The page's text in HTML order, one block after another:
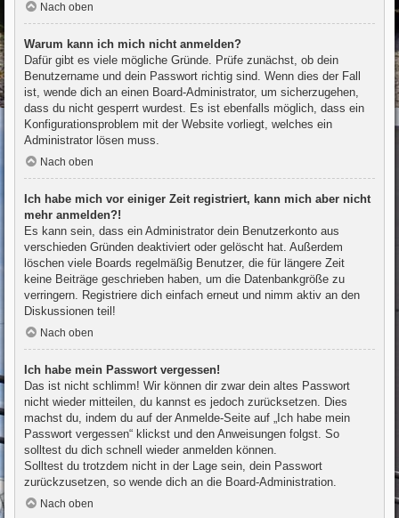
Nach oben
Warum kann ich mich nicht anmelden?
Dafür gibt es viele mögliche Gründe. Prüfe zunächst, ob dein
Benutzername und dein Passwort richtig sind. Wenn dies der Fall
ist, wende dich an einen Board-Administrator, um sicherzugehen,
dass du nicht gesperrt wurdest. Es ist ebenfalls möglich, dass ein
Konfigurationsproblem mit der Website vorliegt, welches ein
Administrator lösen muss.
Nach oben
Ich habe mich vor einiger Zeit registriert, kann mich aber nicht
mehr anmelden?!
Es kann sein, dass ein Administrator dein Benutzerkonto aus
verschieden Gründen deaktiviert oder gelöscht hat. Außerdem
löschen viele Boards regelmäßig Benutzer, die für längere Zeit
keine Beiträge geschrieben haben, um die Datenbankgröße zu
verringern. Registriere dich einfach erneut und nimm aktiv an den
Diskussionen teil!
Nach oben
Ich habe mein Passwort vergessen!
Das ist nicht schlimm! Wir können dir zwar dein altes Passwort
nicht wieder mitteilen, du kannst es jedoch zurücksetzen. Dies
machst du, indem du auf der Anmelde-Seite auf „Ich habe mein
Passwort vergessen“ klickst und den Anweisungen folgst. So
solltest du dich schnell wieder anmelden können.
Solltest du trotzdem nicht in der Lage sein, dein Passwort
zurückzusetzen, so wende dich an die Board-Administration.
Nach oben